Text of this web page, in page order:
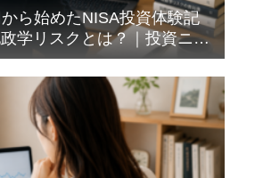
ら始めたNISA投資体験記
学リスクとは？｜投資ニュ
葉を調べてみた